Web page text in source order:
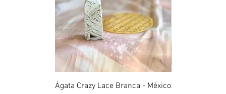
Ágata Crazy Lace Branca - MéxicoAnel Golden